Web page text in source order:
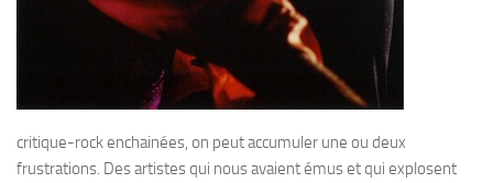
critique-rock enchainées, on peut accumuler une ou deux
frustrations. Des artistes qui nous avaient émus et qui explosent